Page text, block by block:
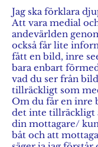
Jag ska förklara
Att vara medial
andevärlden
också får lite
fått en bild, inre
bara enbart
vad du ser från
tillräckligt som
Om du får en inre
det inte tillräckligt
din mottagare/
båt och att